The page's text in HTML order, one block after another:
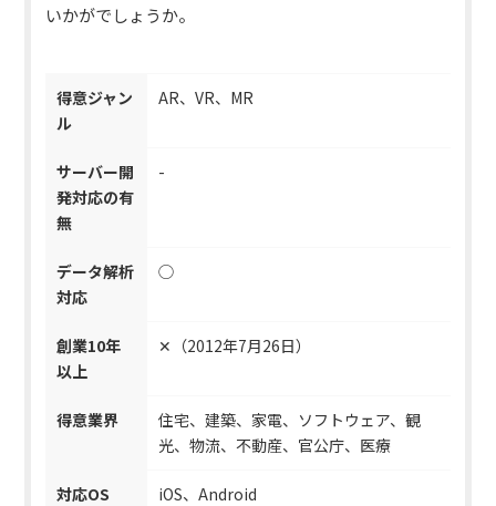
いかがでしょうか。
得意ジャン
ル
AR、VR、MR
サーバー開
発対応の有
無
-
データ解析
対応
◯
創業10年
以上
✕（2012年7月26日）
得意業界
住宅、建築、家電、ソフトウェア、観
光、物流、不動産、官公庁、医療
対応OS iOS、Android